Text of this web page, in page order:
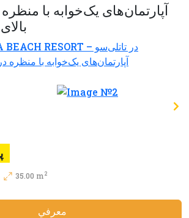
آپارتمان‌های یک‌خوابه با منظره
35.00 m2
معرفي